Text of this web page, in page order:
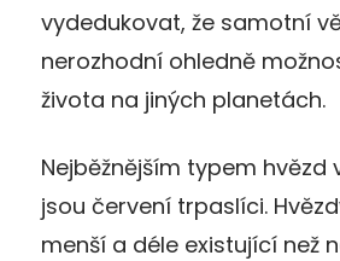
vydedukovat, že samotní
nerozhodní ohledně
života na jiných planetách.
Nejběžnějším typem hvězd
jsou červení trpaslíci.
menší a déle existující než